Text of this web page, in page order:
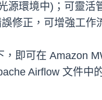
環境中)；可靈
修正，可增強工作
，即可在 Amazon
Airflow 文件中